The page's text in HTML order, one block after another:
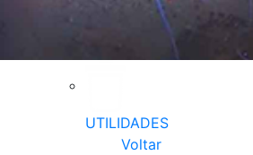
UTILIDADES
Voltar